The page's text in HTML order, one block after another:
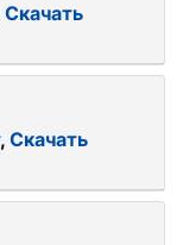
Скачать
, Скачать